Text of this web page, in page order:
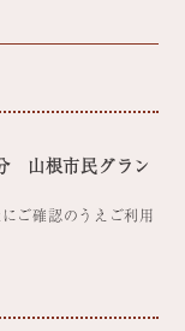
山根市民グラン
ご確認のうえご利用